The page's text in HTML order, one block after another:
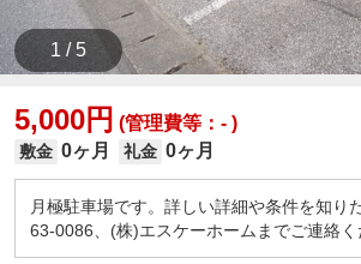
1 / 5
5,000円 (管理費等：- )
敷金 0ヶ月 礼金 0ヶ月
月極駐車場です。詳しい詳細や条件を知り
63-0086、(株)エスケーホームまでご連絡く